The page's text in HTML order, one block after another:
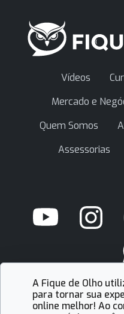
Vídeos
Mercado e
Quem Somos
Assessorias
A Fique de Olho
para tornar sua
online melhor! Ao